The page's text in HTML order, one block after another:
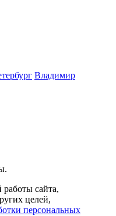
Владимир
работы сайта,
целей,
персональных